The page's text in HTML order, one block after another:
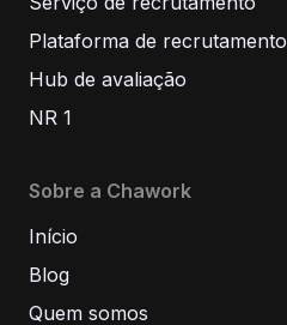
Plataforma de recrutamento
Hub de avaliação
NR 1
Sobre a Chawork
Início
Blog
Quem somos